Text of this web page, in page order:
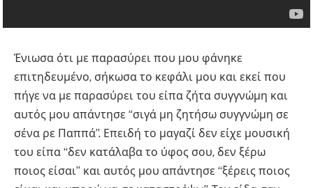
Ένιωσα ότι με παρασύρει που μου φάνηκε
επιτηδευμένο, σήκωσα το κεφάλι μου και εκεί που
πήγε να με παρασύρει του είπα ζήτα συγγνώμη και
αυτός μου απάντησε “σιγά μη ζητήσω συγγνώμη σε
σένα ρε Παππά”. Επειδή το μαγαζί δεν είχε μουσική
του είπα “δεν κατάλαβα το ύφος σου, δεν ξέρω
ποιος είσαι” και αυτός μου απάντησε “ξέρεις ποιος